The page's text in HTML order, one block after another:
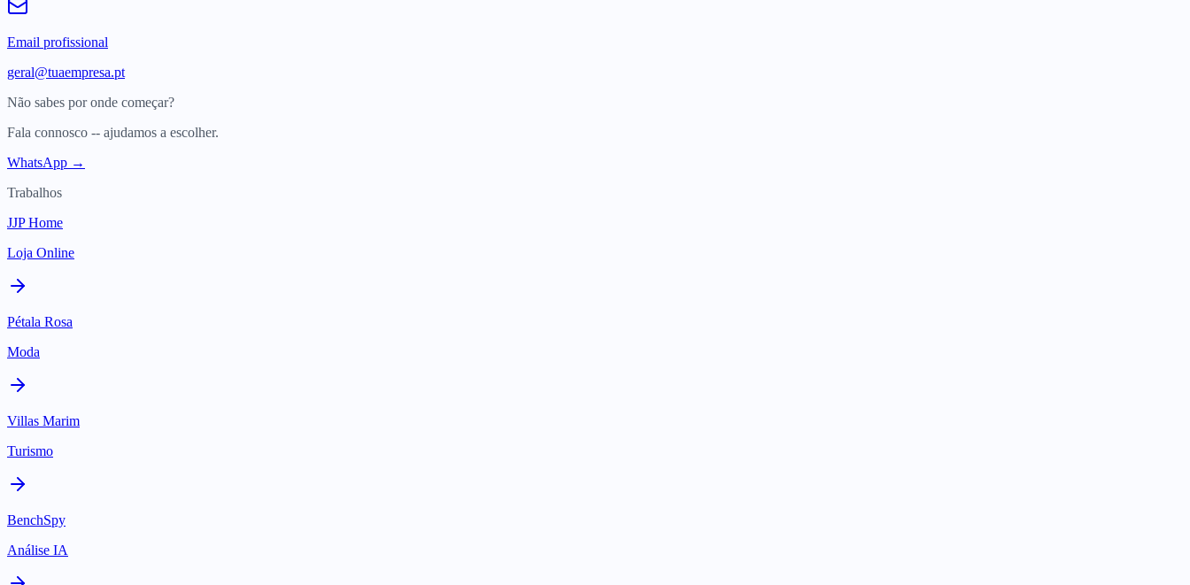
Email profissional
geral@tuaempresa.pt
Não sabes por onde começar?
Fala connosco -- ajudamos a escolher.
WhatsApp →
Trabalhos
JJP Home
Loja Online
Pétala Rosa
Moda
Villas Marim
Turismo
BenchSpy
Análise IA